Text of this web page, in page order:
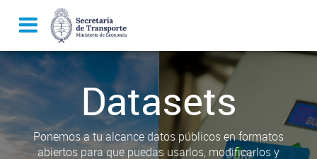
Datasets
Ponemos a tu alcance datos públicos en formatos
abiertos para que puedas usarlos, modificarlos y